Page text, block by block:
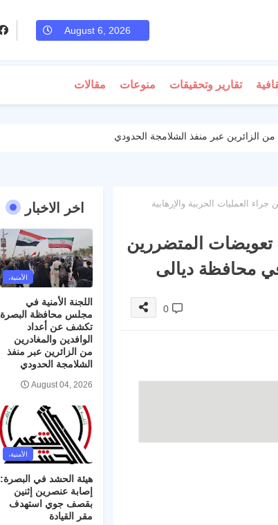
August 6, 2026
تقارير وتحقيقات منوعات مقالات
الزائرين عبر منفذ الشلامجة الحدودي
جراء العمليات الحربية والإرهابية
جديدة من تعويضات المتضررين
في محافظة ديالى
0
اخر الاخبار
الأمنية،
اللجنة الأمنية في
مجلس محافظة البصرة
تكشف عن أعداد
الوافدين والمغادرين
من الزائرين عبر منفذ
الشلامجة الحدودي
August 04, 2026
الأمنية،
هيئة الحشد في البصرة:
إصابة عنصرين إثنين
بقصف جوي استهدف
مقر القيادة